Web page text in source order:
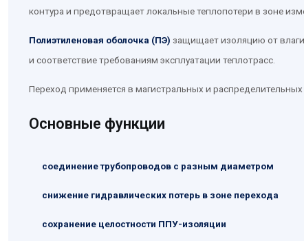
контура и предотвращает локальные теплопотери в зоне
Полиэтиленовая оболочка (ПЭ) защищает изоляцию от
и соответствие требованиям эксплуатации теплотрасс.
Переход применяется в магистральных и
Основные функции
соединение трубопроводов с разным диаметром
снижение гидравлических потерь в зоне перехода
сохранение целостности ППУ-изоляции